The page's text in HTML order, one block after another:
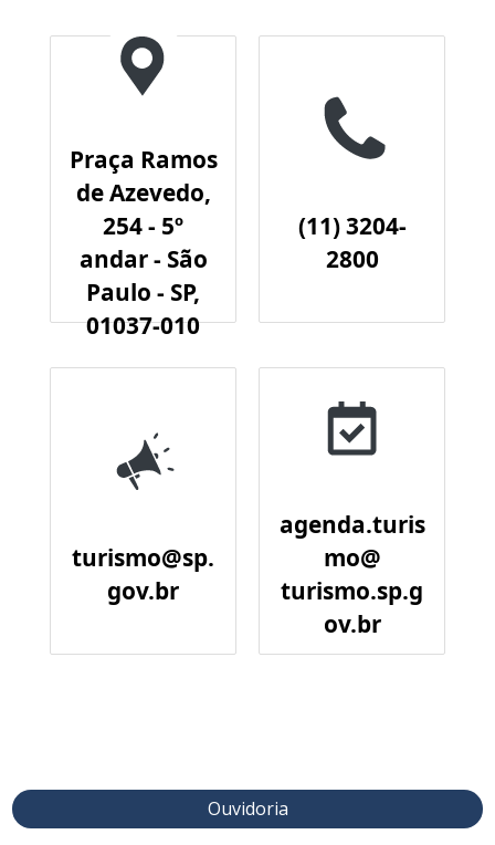
Praça Ramos
de Azevedo,
254 - 5º
andar - São
Paulo - SP,
01037-010
(11) 3204-
2800
turismo@sp.
gov.br
agenda.turis
mo@
turismo.sp.g
ov.br
Ouvidoria